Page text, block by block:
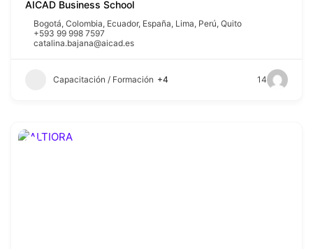
AICAD Business School
Bogotá, Colombia, Ecuador, España, Lima, Perú, Quito
+593 99 998 7597
catalina.bajana@aicad.es
Capacitación / Formación +4 14